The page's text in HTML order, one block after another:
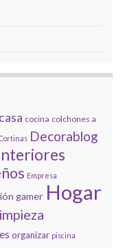
casa cocina colchones a
Decorablog
Empresa
gamer Hogar
organizar piscina